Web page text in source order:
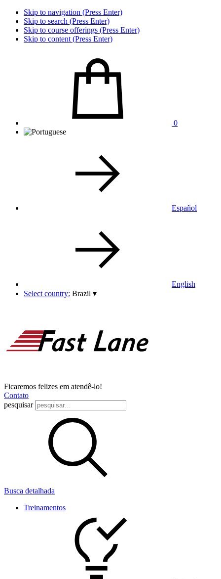
Skip to navigation (Press Enter)
Skip to search (Press Enter)
Skip to course offerings (Press Enter)
Skip to content (Press Enter)
0
Español
English
Select country: Brazil ▾
Ficaremos felizes em atendê-lo!
Contato
pesquisar
Busca detalhada
Treinamentos